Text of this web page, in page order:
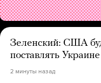
Зеленский: США
поставлять
2 минуты назад